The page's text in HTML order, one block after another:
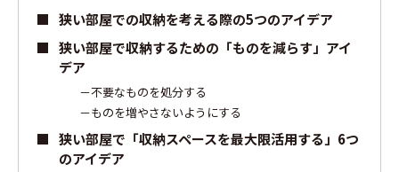
狭い部屋での収納を考える際の5つのアイデア
狭い部屋で収納するための「ものを減らす」アイ
デア
不要なものを処分する
ものを増やさないようにする
狭い部屋で「収納スペースを最大限活用する」6つ
のアイデア